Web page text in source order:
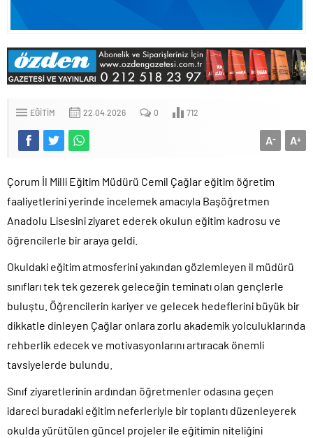
EĞITIM 22.04.2026 0 712
A+
A-
Çorum İl Milli Eğitim Müdürü Cemil Çağlar eğitim öğretim
faaliyetlerini yerinde incelemek amacıyla Başöğretmen
Anadolu Lisesini ziyaret ederek okulun eğitim kadrosu ve
öğrencilerle bir araya geldi.
Okuldaki eğitim atmosferini yakından gözlemleyen il müdürü
sınıfları tek tek gezerek geleceğin teminatı olan gençlerle
buluştu. Öğrencilerin kariyer ve gelecek hedeflerini büyük bir
dikkatle dinleyen Çağlar onlara zorlu akademik yolculuklarında
rehberlik edecek ve motivasyonlarını artıracak önemli
tavsiyelerde bulundu.
Sınıf ziyaretlerinin ardından öğretmenler odasına geçen
idareci buradaki eğitim neferleriyle bir toplantı düzenleyerek
okulda yürütülen güncel projeler ile eğitimin niteliğini